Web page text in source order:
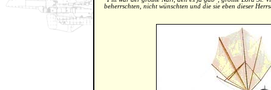
beherrschten, nicht wünschten und die sie eben dieser